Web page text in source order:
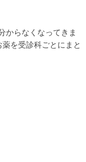
からなくなってきま
を受診科ごとにまと